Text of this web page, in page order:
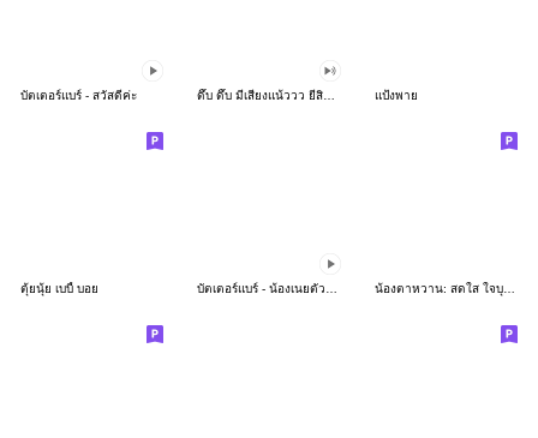
บัตเตอร์แบร์ - สวัสดีค่ะ แป้งพาย
ตุ้ยนุ้ย เบบี้ บอย น้องตาหวาน: สดใส ใจบุญ (สีพาสเทล)